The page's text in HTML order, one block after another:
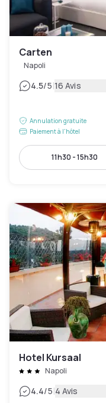
Carten
Napoli
4.5/5|16 Avis
Annulation gratuite
Paiement à l'hôtel
11h30 - 15h30
Hotel Kursaal
Napoli
4.4/5|4 Avis